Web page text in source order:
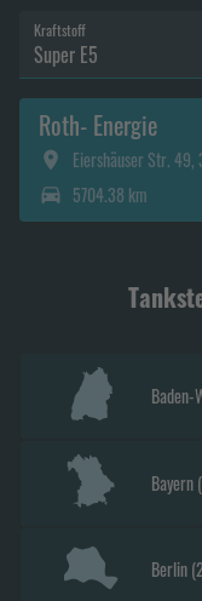
Kraftstoff
Super E5
Roth- Energie
Eiershäuser Str. 49,
5704.38 km
Baden-
Bayern(
Berlin(